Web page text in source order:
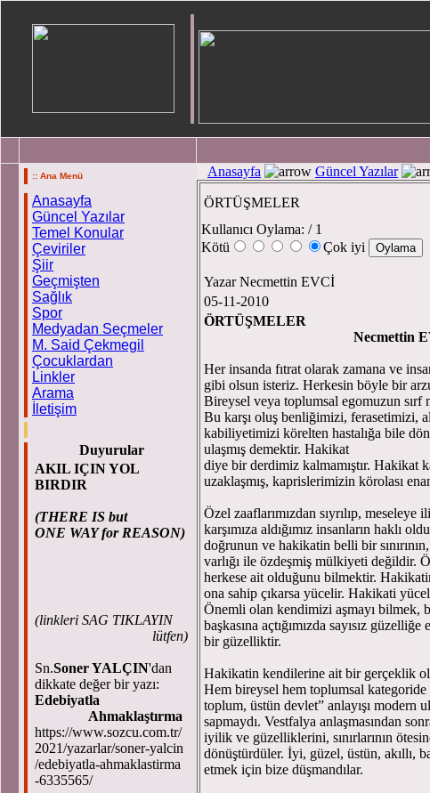
:: Ana Menü
Anasayfa
Güncel Yazılar
Temel Konular
Çeviriler
Şiir
Geçmişten
Sağlık
Spor
Medyadan Seçmeler
M. Said Çekmegil
Çocuklardan
Linkler
Arama
İletişim
Duyurular
AKIL IÇIN YOL
BIRDIR
(THERE IS but
ONE WAY for REASON)
(linkleri SAG TIKLAYIN
lütfen)
Sn.Soner YALÇIN'dan
dikkate değer bir yazı:
Edebiyatla
Ahmaklaştırma
https://www.sozcu.com.tr/
2021/yazarlar/soner-yalcin
/edebiyatla-ahmaklastirma
-6335565/
Anasayfa Güncel Yazılar
ÖRTÜŞMELER
Kullanıcı Oylama: / 1
Kötü
Çok iyi
Yazar Necmettin EVCİ
05-11-2010
ÖRTÜŞMELER
Necmettin
Her insanda fıtrat olarak zamana ve
gibi olsun isteriz. Herkesin böyle bir
Bireysel veya toplumsal egomuzun sırf
Bu karşı oluş benliğimizi, ferasetimizi,
kabiliyetimizi körelten hastalığa bile
ulaşmış demektir. Hakikat
diye bir derdimiz kalmamıştır. Hakikat
uzaklaşmış, kaprislerimizin körolası
Özel zaaflarımızdan sıyrılıp,
karşımıza aldığımız insanların haklı
doğrunun ve hakikatin belli bir
varlığı ile özdeşmiş mülkiyeti değildir.
herkese ait olduğunu bilmektir.
ona sahip çıkarsa yücelir. Hakikati
Önemli olan kendimizi aşmayı bilmek,
başkasına açtığımızda sayısız
bir güzelliktir.
Hakikatin kendilerine ait bir gerçeklik
Hem bireysel hem toplumsal kategoride
toplum, üstün devlet” anlayışı modern
sapmaydı. Vestfalya anlaşmasından
iyilik ve güzelliklerini, sınırlarının
dönüştürdüler. İyi, güzel, üstün, akıllı,
etmek için bize düşmandılar.